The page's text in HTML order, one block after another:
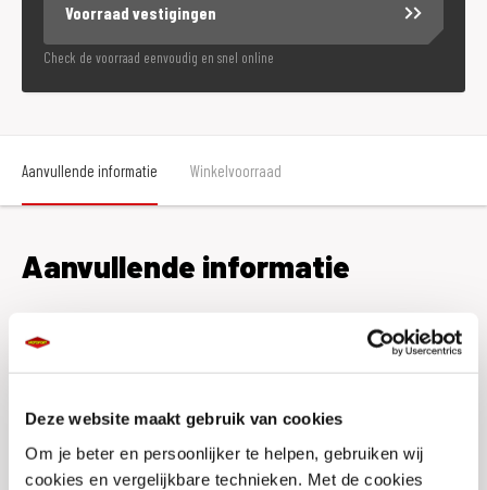
Deze website maakt gebruik van cookies
Om je beter en persoonlijker te helpen, gebruiken wij
cookies en vergelijkbare technieken. Met de cookies
Voorraad vestigingen
Check de voorraad eenvoudig en snel online
Aanvullende informatie Winkelvoorraad
Aanvullende informatie
Merk
Regenhoes
Nee
Reflectie
Nee
Waterdicht
Nee